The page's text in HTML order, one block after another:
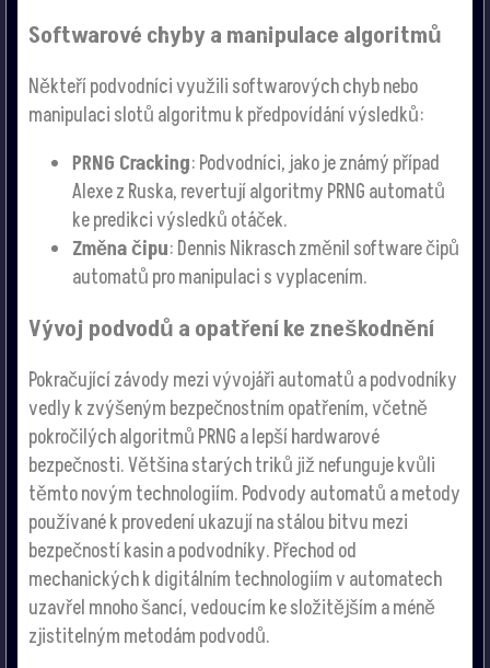
Softwarové chyby a manipulace algoritmů
Někteří podvodníci využili softwarových chyb nebo
manipulaci slotů algoritmu k předpovídání výsledků:
PRNG Cracking: Podvodníci, jako je známý případ
Alexe z Ruska, revertují algoritmy PRNG automatů
ke predikci výsledků otáček.
Změna čipu: Dennis Nikrasch změnil software čipů
automatů pro manipulaci s vyplacením.
Vývoj podvodů a opatření ke zneškodnění
Pokračující závody mezi vývojáři automatů a podvodníky
vedly k zvýšeným bezpečnostním opatřením, včetně
pokročilých algoritmů PRNG a lepší hardwarové
bezpečnosti. Většina starých triků již nefunguje kvůli
těmto novým technologiím. Podvody automatů a metody
používané k provedení ukazují na stálou bitvu mezi
bezpečností kasin a podvodníky. Přechod od
mechanických k digitálním technologiím v automatech
uzavřel mnoho šancí, vedoucím ke složitějším a méně
zjistitelným metodám podvodů.